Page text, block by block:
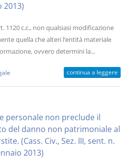
2013)
1120 c.c., non qualsiasi modificazione
quella che alteri l’entità materiale
ovvero determini la...
continua a leggere
personale non preclude il
del danno non patrimoniale al
(Cass. Civ., Sez. III, sent. n.
2013)